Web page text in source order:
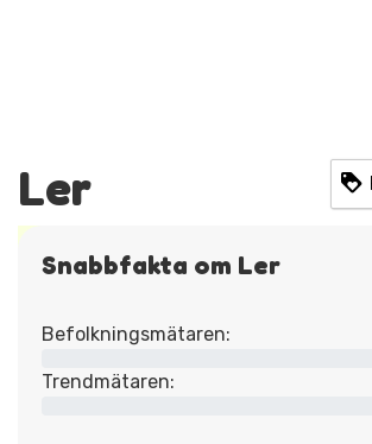
Ler
Snabbfakta om Ler
Befolkningsmätaren:
Trendmätaren: